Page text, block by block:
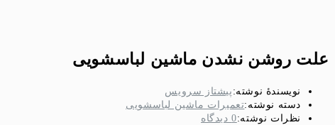
علت روشن نشدن ماشین لباسشویی
نویسندهٔ نوشته: پیشتاز سرویس
دسته‌ نوشته:تعمیرات ماشین لباسشویی
نظرات نوشته:0 دیدگاه